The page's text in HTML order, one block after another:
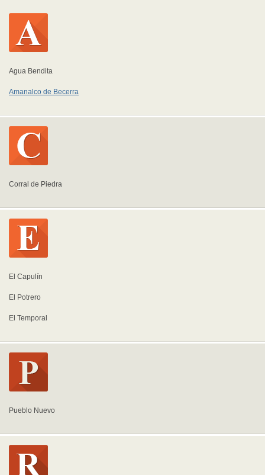
Agua Bendita
Amanalco de Becerra
Corral de Piedra
El Capulín
El Potrero
El Temporal
Pueblo Nuevo